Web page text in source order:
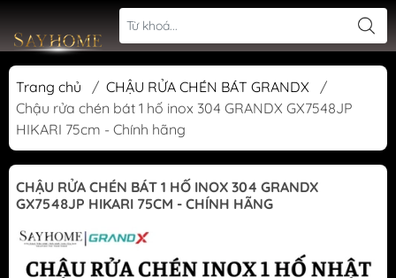
Trang chủ / CHẬU RỬA CHÉN BÁT GRANDX
/
Chậu rửa chén bát 1 hố inox 304 GRANDX GX7548JP
HIKARI 75cm - Chính hãng
CHẬU RỬA CHÉN BÁT 1 HỐ INOX 304 GRANDX
GX7548JP HIKARI 75CM - CHÍNH HÃNG